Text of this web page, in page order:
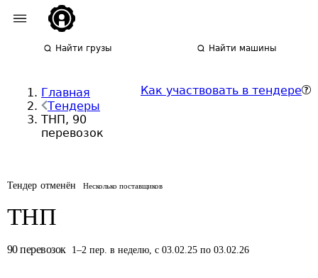
Найти грузы Найти машины
Главная
Тендеры
ТНП, 90
перевозок
Как участвовать в тендере
Тендер отменён Несколько поставщиков
ТНП
90 перевозок 1–2 пер. в неделю, с 03.02.25 по 03.02.26